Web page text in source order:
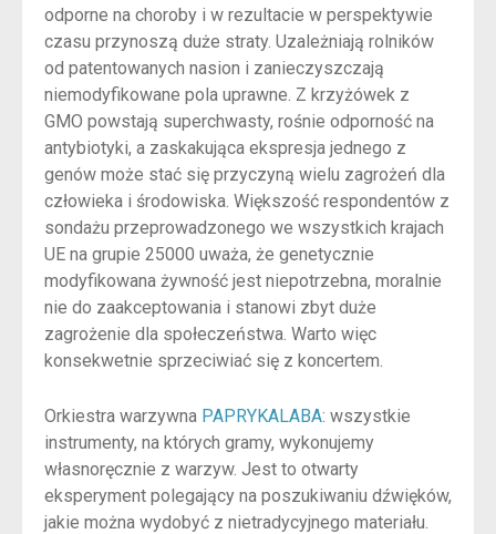
odporne na choroby i w rezultacie w perspektywie
czasu przynoszą duże straty. Uzależniają rolników
od patentowanych nasion i zanieczyszczają
niemodyfikowane pola uprawne. Z krzyżówek z
GMO powstają superchwasty, rośnie odporność na
antybiotyki, a zaskakująca ekspresja jednego z
genów może stać się przyczyną wielu zagrożeń dla
człowieka i środowiska. Większość respondentów z
sondażu przeprowadzonego we wszystkich krajach
UE na grupie 25000 uważa, że genetycznie
modyfikowana żywność jest niepotrzebna, moralnie
nie do zaakceptowania i stanowi zbyt duże
zagrożenie dla społeczeństwa. Warto więc
konsekwetnie sprzeciwiać się z koncertem.
Orkiestra warzywna PAPRYKALABA: wszystkie
instrumenty, na których gramy, wykonujemy
własnoręcznie z warzyw. Jest to otwarty
eksperyment polegający na poszukiwaniu dźwięków,
jakie można wydobyć z nietradycyjnego materiału.